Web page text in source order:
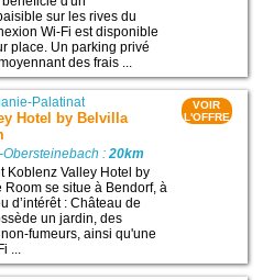
sur les rives du
Wi-Fi est disponible
place. Un parking privé
des frais ...
Palatinat
Hotel by Belvilla
Obersteinebach :20km
Koblenz Valley Hotel by
Room se situe à Bendorf, à
d’intérêt : Château de
un jardin, des
fumeurs, ainsi qu'une
...
VOIR
L'OFFRE